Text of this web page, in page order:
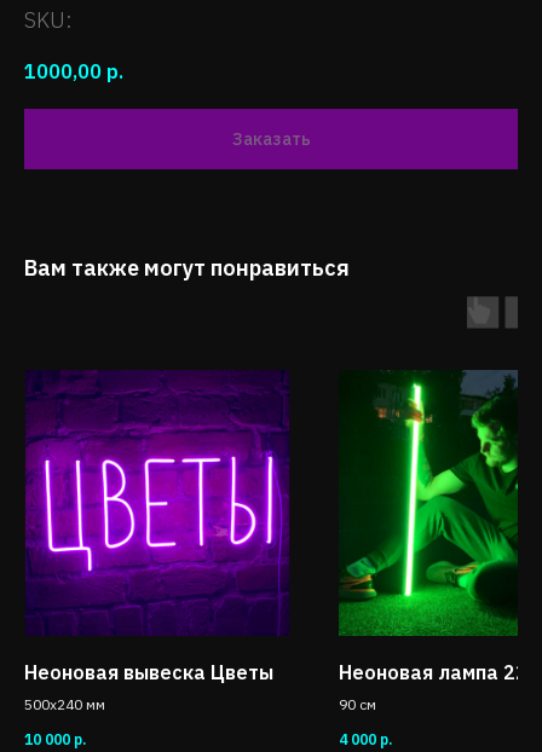
SKU:
1000,00 р.
Заказать
Вам также могут понравиться
Неоновая вывеска Цветы
500x240 мм
10 000 р.
Неоновая лампа
90 см
4 000 р.